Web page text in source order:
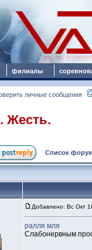
филиалы
личные сообщения
Жесть.
Список
Добавлено: Вс Окт
ралля мля
Слабонервным